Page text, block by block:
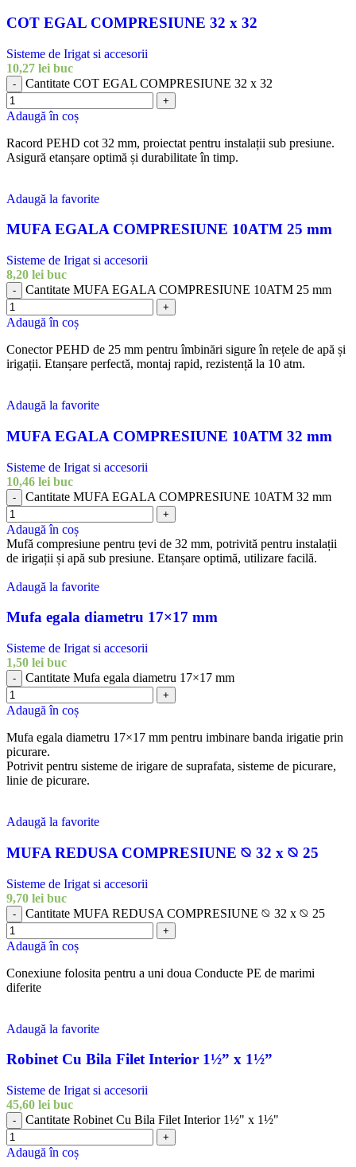
COT EGAL COMPRESIUNE 32 x 32
Sisteme de Irigat si accesorii
10,27 lei buc
- Cantitate COT EGAL COMPRESIUNE 32 x 32
+
Adaugă în coș
Racord PEHD cot 32 mm, proiectat pentru instalații sub presiune.
Asigură etanșare optimă și durabilitate în timp.
Adaugă la favorite
MUFA EGALA COMPRESIUNE 10ATM 25 mm
Sisteme de Irigat si accesorii
8,20 lei buc
- Cantitate MUFA EGALA COMPRESIUNE 10ATM 25 mm
+
Adaugă în coș
Conector PEHD de 25 mm pentru îmbinări sigure în rețele de apă și
irigații. Etanșare perfectă, montaj rapid, rezistență la 10 atm.
Adaugă la favorite
MUFA EGALA COMPRESIUNE 10ATM 32 mm
Sisteme de Irigat si accesorii
10,46 lei buc
- Cantitate MUFA EGALA COMPRESIUNE 10ATM 32 mm
+
Adaugă în coș
Mufă compresiune pentru țevi de 32 mm, potrivită pentru instalații
de irigații și apă sub presiune. Etanșare optimă, utilizare facilă.
Adaugă la favorite
Mufa egala diametru 17×17 mm
Sisteme de Irigat si accesorii
1,50 lei buc
- Cantitate Mufa egala diametru 17×17 mm
+
Adaugă în coș
Mufa egala diametru 17×17 mm pentru imbinare banda irigatie prin
picurare.
Potrivit pentru sisteme de irigare de suprafata, sisteme de picurare,
linie de picurare.
Adaugă la favorite
MUFA REDUSA COMPRESIUNE ⦰ 32 x ⦰ 25
Sisteme de Irigat si accesorii
9,70 lei buc
- Cantitate MUFA REDUSA COMPRESIUNE ⦰ 32 x ⦰ 25
+
Adaugă în coș
Conexiune folosita pentru a uni doua Conducte PE de marimi
diferite
Adaugă la favorite
Robinet Cu Bila Filet Interior 1½” x 1½”
Sisteme de Irigat si accesorii
45,60 lei buc
- Cantitate Robinet Cu Bila Filet Interior 1½" x 1½"
+
Adaugă în coș